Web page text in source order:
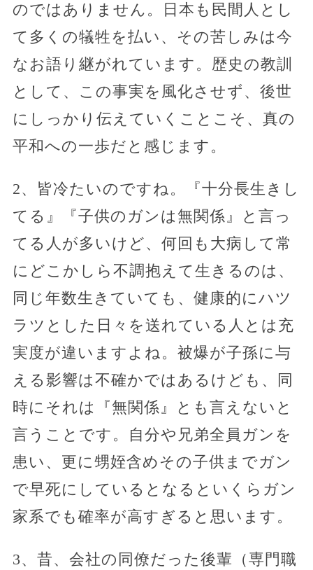
のではありません。日本も民間人とし
て多くの犠牲を払い、その苦しみは今
なお語り継がれています。歴史の教訓
として、この事実を風化させず、後世
にしっかり伝えていくことこそ、真の
平和への一歩だと感じます。
2、皆冷たいのですね。『十分長生きし
てる』『子供のガンは無関係』と言っ
てる人が多いけど、何回も大病して常
にどこかしら不調抱えて生きるのは、
同じ年数生きていても、健康的にハツ
ラツとした日々を送れている人とは充
実度が違いますよね。被爆が子孫に与
える影響は不確かではあるけども、同
時にそれは『無関係』とも言えないと
言うことです。自分や兄弟全員ガンを
患い、更に甥姪含めその子供までガン
で早死にしているとなるといくらガン
家系でも確率が高すぎると思います。
3、昔、会社の同僚だった後輩（専門職